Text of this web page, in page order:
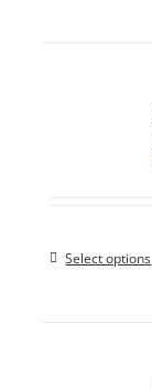
Select options